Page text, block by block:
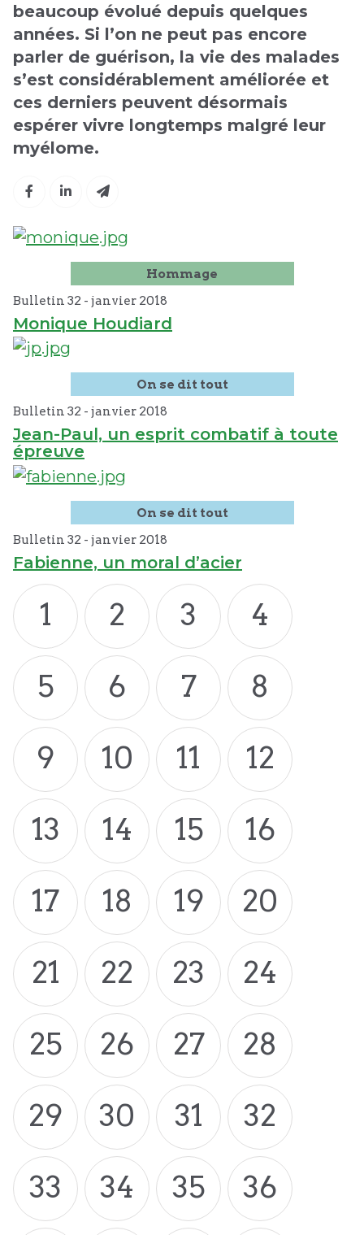
beaucoup évolué depuis quelques
années. Si l’on ne peut pas encore
parler de guérison, la vie des malades
s’est considérablement améliorée et
ces derniers peuvent désormais
espérer vivre longtemps malgré leur
myélome.
Hommage
Bulletin 32 - janvier 2018
Monique Houdiard
On se dit tout
Bulletin 32 - janvier 2018
Jean-Paul, un esprit combatif à toute
épreuve
On se dit tout
Bulletin 32 - janvier 2018
Fabienne, un moral d’acier
1 2 3
4
5
6 7
8
9
10 11
12
13
14 15
16
17
18 19
20
21
22 23
24
25
26 27
28
29
30 31
32
33
34 35 36